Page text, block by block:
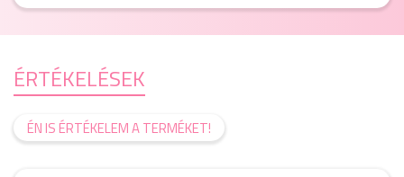
ÉRTÉKELÉSEK
ÉN IS ÉRTÉKELEM A TERMÉKET!